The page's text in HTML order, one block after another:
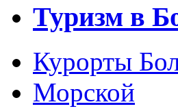
Туризм в
Курорты
Морской